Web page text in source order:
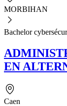
MORBIHAN
Bachelor
EN
Caen